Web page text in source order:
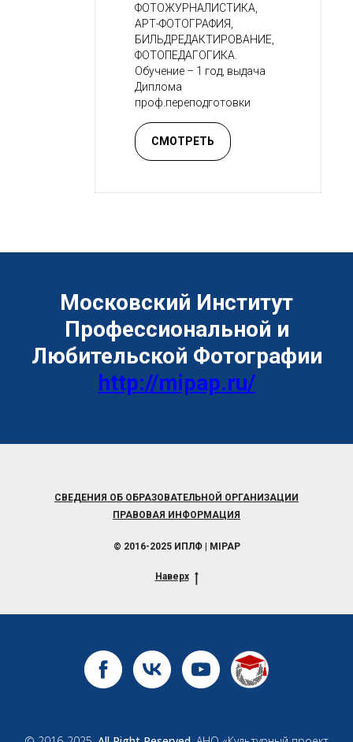
ФОТОЖУРНАЛИСТИКА,
АРТ-ФОТОГРАФИЯ,
БИЛЬДРЕДАКТИРОВАНИЕ,
ФОТОПЕДАГОГИКА.
Обучение – 1 год, выдача
Диплома
проф.переподготовки
СМОТРЕТЬ
Московский Институт
Профессиональной и
Любительской Фотографии
http://mipap.ru/
СВЕДЕНИЯ ОБ ОБРАЗОВАТЕЛЬНОЙ ОРГАНИЗАЦИИ
ПРАВОВАЯ ИНФОРМАЦИЯ
© 2016-2025 ИПЛФ | MIPAP
Наверх